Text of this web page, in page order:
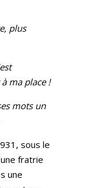
plus
ma place !
mots un
sous le
fratrie
une